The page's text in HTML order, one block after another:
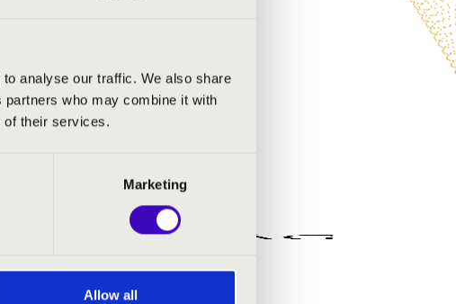
analyse our traffic. We also share
who may combine it with
of their services.
Marketing
Allow all